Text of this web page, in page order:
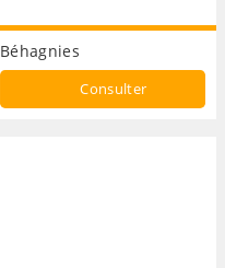
Béhagnies
Consulter